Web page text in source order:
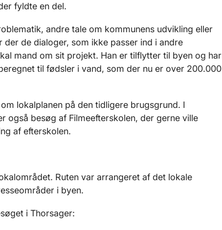
fyldte en del.
andre tale om kommunens udvikling eller
de dialoger, som ikke passer ind i andre
mand om sit projekt. Han er tilflytter til byen og har
til fødsler i vand, som der nu er over 200.000
lokalplanen på den tidligere brugsgrund. I
også besøg af Filmeefterskolen, der gerne ville
af efterskolen.
Ruten var arrangeret af det lokale
i byen.
i Thorsager: